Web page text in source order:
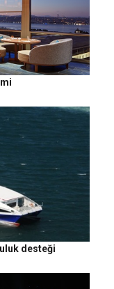
desteği